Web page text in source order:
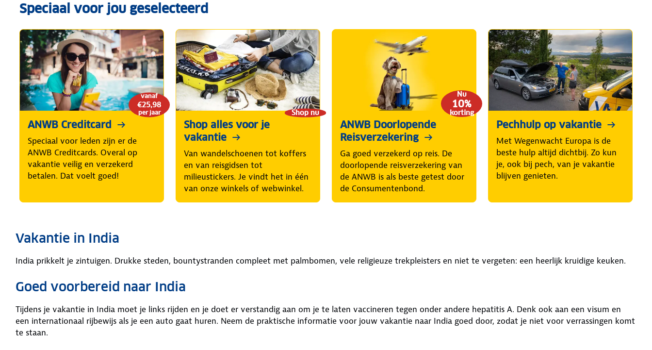
Speciaal voor jou geselecteerd
vanaf
€25,98
per jaar
ANWB Creditcard
Speciaal voor leden zijn er de
ANWB Creditcards. Overal op
vakantie veilig en verzekerd
betalen. Dat voelt goed!
Shop nu
Shop alles voor je
vakantie
Van wandelschoenen tot koffers
en van reisgidsen tot
milieustickers. Je vindt het in één
van onze winkels of webwinkel.
Nu
10%
korting
ANWB Doorlopende
Reisverzekering
Ga goed verzekerd op reis. De
doorlopende reisverzekering van
de ANWB is als beste getest door
de Consumentenbond.
Pechhulp op vakantie
Met Wegenwacht Europa is de
beste hulp altijd dichtbij. Zo kun
je, ook bij pech, van je vakantie
blijven genieten.
Vakantie in India
India prikkelt je zintuigen. Drukke steden, bountystranden compleet met palmbomen, vele religieuze trekpleisters en niet te vergeten: een heerlijk kruidige keuken.
Goed voorbereid naar India
Tijdens je vakantie in India moet je links rijden en je doet er verstandig aan om je te laten vaccineren tegen onder andere hepatitis A. Denk ook aan een visum en
een internationaal rijbewijs als je een auto gaat huren. Neem de praktische informatie voor jouw vakantie naar India goed door, zodat je niet voor verrassingen komt
te staan.